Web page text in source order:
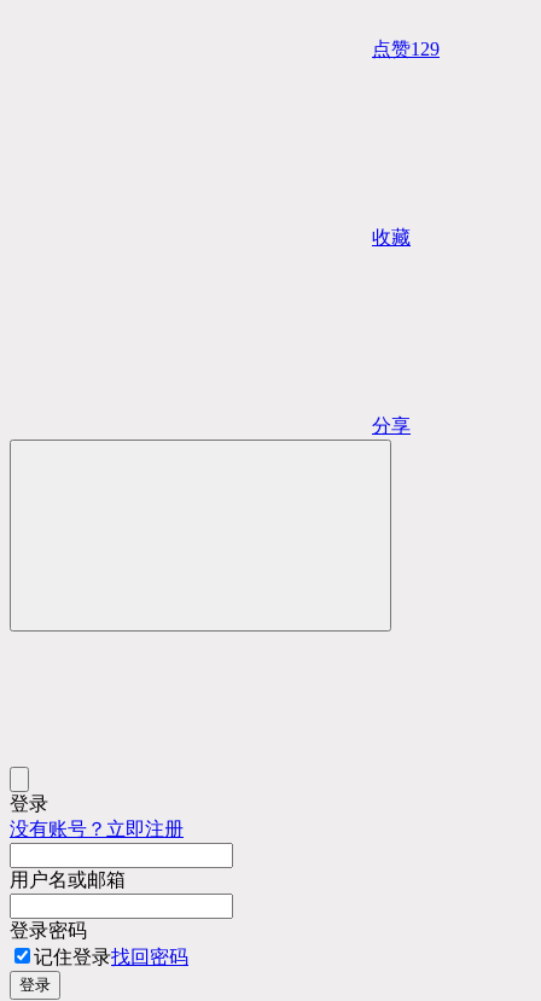
点赞129
收藏
分享
登录
没有账号？立即注册
用户名或邮箱
登录密码
记住登录找回密码
登录